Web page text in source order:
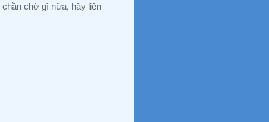
chờ gì nữa, hãy liên